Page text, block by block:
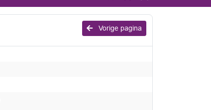
Vorige pagina